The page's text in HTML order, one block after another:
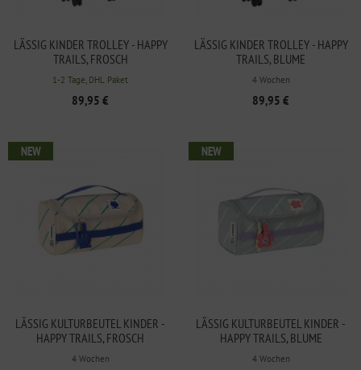
LÄSSIG KINDER TROLLEY - HAPPY
TRAILS, FROSCH
1-2 Tage, DHL Paket
89,95 €
LÄSSIG KINDER TROLLEY - HAPPY
TRAILS, BLUME
4 Wochen
89,95 €
LÄSSIG KULTURBEUTEL KINDER -
HAPPY TRAILS, FROSCH
4 Wochen
NEW
LÄSSIG KULTURBEUTEL KINDER -
HAPPY TRAILS, BLUME
4 Wochen
NEW